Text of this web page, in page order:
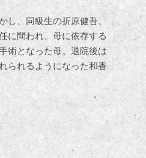
、同級生の折原健吾、
に問われ、母に依存する
術となった母。退院後は
られるようになった和香